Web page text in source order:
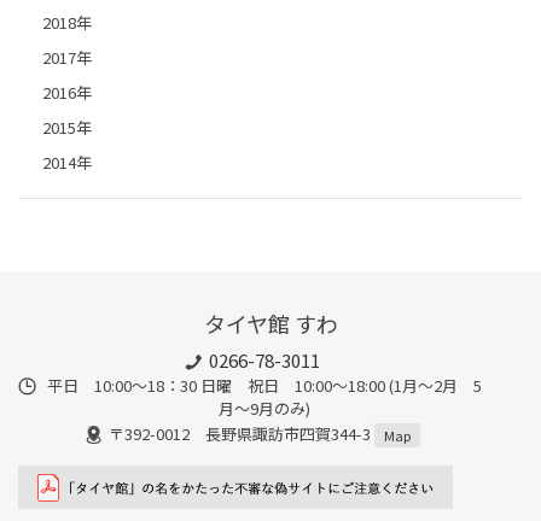
2018年
2017年
2016年
2015年
2014年
タイヤ館 すわ
0266-78-3011
平日 10:00〜18：30 日曜 祝日 10:00〜18:00 (1月〜2月 5
月〜9月のみ)
〒392-0012 長野県諏訪市四賀344-3
Map